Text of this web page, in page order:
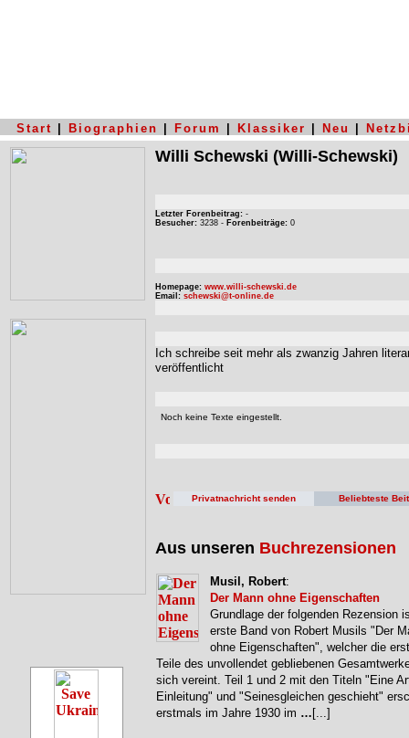
Start Biographien Forum Klassiker Neu
Willi Schewski (Willi-Schewski)
Letzter Forenbeitrag: -
Besucher: 3238 - Forenbeiträge: 0
Homepage: www.willi-schewski.de
Email: schewski@t-online.de
Ich schreibe seit mehr als zwanzig Jahren
veröffentlicht
Noch keine Texte eingestellt.
Privatnachricht senden Beliebteste
Aus unseren Buchrezensionen
Musil, Robert:
Der Mann ohne Eigenschaften
Grundlage der folgenden Rezension
erste Band von Robert Musils "Der
ohne Eigenschaften", welcher die
Teile des unvollendet gebliebenen
sich vereint. Teil 1 und 2 mit den Titeln "Eine
Einleitung" und "Seinesgleichen geschieht"
erstmals im Jahre 1930 im … [...]